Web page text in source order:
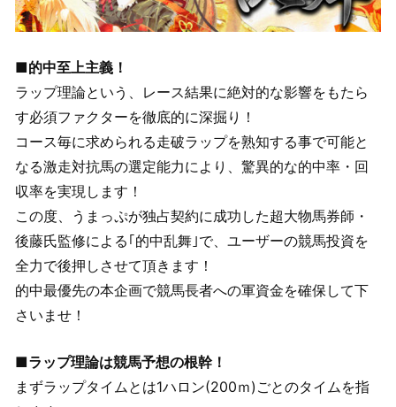
■的中至上主義！
ラップ理論という、レース結果に絶対的な影響をもたら
す必須ファクターを徹底的に深掘り！
コース毎に求められる走破ラップを熟知する事で可能と
なる激走対抗馬の選定能力により、驚異的な的中率・回
収率を実現します！
この度、うまっぷが独占契約に成功した超大物馬券師・
後藤氏監修による｢的中乱舞｣で、ユーザーの競馬投資を
全力で後押しさせて頂きます！
的中最優先の本企画で競馬長者への軍資金を確保して下
さいませ！
■ラップ理論は競馬予想の根幹！
まずラップタイムとは1ハロン(200ｍ)ごとのタイムを指